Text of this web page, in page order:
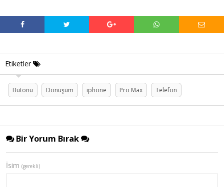
Etiketler
Butonu Dönüşüm iphone Pro Max Telefon
Bir Yorum Bırak
İsim (gerekli)